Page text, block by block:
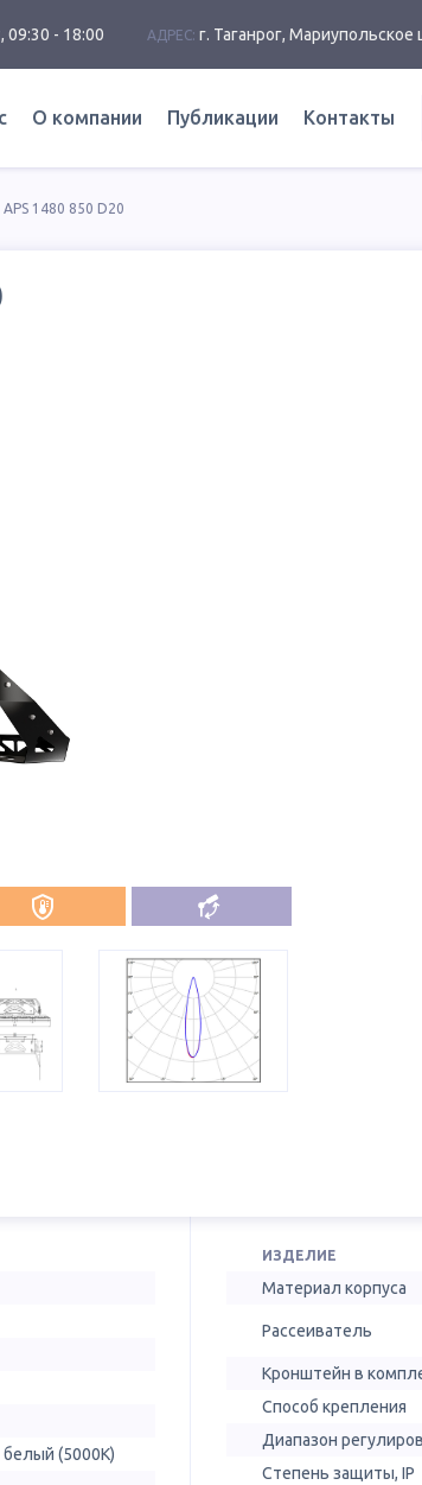
09:30 - 18:00 АДРЕС: г. Таганрог, Мариупольское
О компании Публикации Контакты
APS 1480 850 D20
(5000К)
ИЗДЕЛИЕ
Материал корпуса
Рассеиватель
Кронштейн в
Способ крепления
Диапазон
Степень защиты, IP